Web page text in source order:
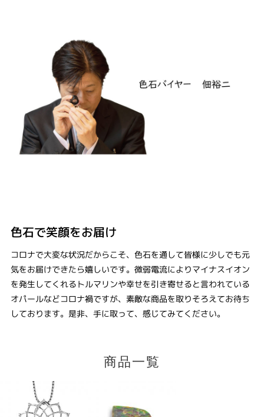
色石で笑顔をお届け
コロナで大変な状況だからこそ、色石を通して皆様に少しでも元
気をお届けできたら嬉しいです。微弱電流によりマイナスイオン
を発生してくれるトルマリンや幸せを引き寄せると言われている
オパールなどコロナ禍ですが、素敵な商品を取りそろえてお待ち
しております。是非、手に取って、感じてみてください。
商品一覧